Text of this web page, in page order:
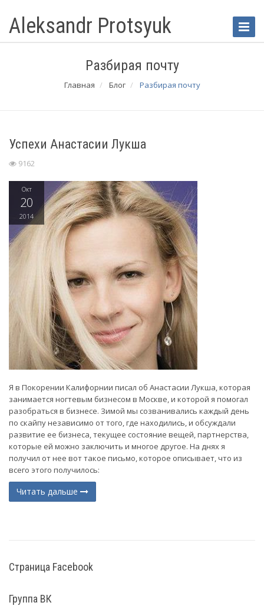
Toggle
Aleksandr Protsyuk
Разбирая почту
Главная Блог Разбирая почту
Успехи Анастасии Лукша
9162
Окт
20
2014
Я в Покорении Калифорнии писал об Анастасии Лукша, которая
занимается ногтевым бизнесом в Москве, и которой я помогал
разобраться в бизнесе. Зимой мы созванивались каждый день
по скайпу независимо от того, где находились, и обсуждали
развитие ее бизнеса, текущее состояние вещей, партнерства,
которые ей можно заключить и многое другое. На днях я
получил от нее вот такое письмо, которое описывает, что из
всего этого получилось:
Читать дальше
Страница Facebook
Группа ВК